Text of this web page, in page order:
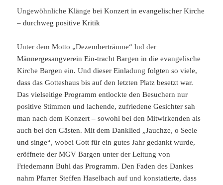
Ungewöhnliche Klänge bei Konzert in evangelischer Kirche
– durchweg positive Kritik
Unter dem Motto „Dezemberträume“ lud der
Männergesangverein Ein-tracht Bargen in die evangelische
Kirche Bargen ein. Und dieser Einladung folgten so viele,
dass das Gotteshaus bis auf den letzten Platz besetzt war.
Das vielseitige Programm entlockte den Besuchern nur
positive Stimmen und lachende, zufriedene Gesichter sah
man nach dem Konzert – sowohl bei den Mitwirkenden als
auch bei den Gästen.Mit dem Danklied „Jauchze, o Seele
und singe“, wobei Gott für ein gutes Jahr gedankt wurde,
eröffnete der MGV Bargen unter der Leitung von
Friedemann Buhl das Programm. Den Faden des Dankes
nahm Pfarrer Steffen Haselbach auf und konstatierte, dass